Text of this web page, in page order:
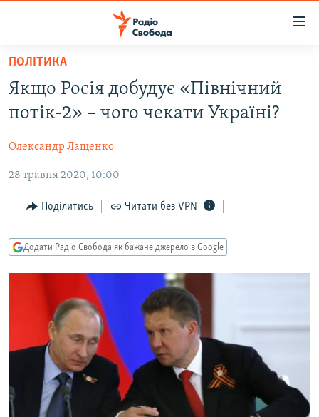
Перейти
основного
матеріалу
до
навігації
Перейти
пошуку
РАДІО СВОБОДА – 70 РОКІВ
ВСЕ ЗА ДОБУ
ПОЛІТИКА
ЕКОНОМІКА
СУСПІЛЬСТВО
СПОРТ
ВІЙНА
РОСІЙСЬКА «ФІЛЬТРАЦІЯ»
ДОНБАС.РЕАЛІЇ
КРИМ.РЕАЛІЇ
ТИ ЯК?
КИТАЙ.ВИКЛИКИ
МУЛЬТИМЕДІА
ФОТО
СПЕЦПРОЄКТИ
ПОДКАСТИ
ПОЛІТИКА
Якщо Росія добудує «Північний
потік-2» – чого чекати Україні?
Олександр Лащенко
28 травня 2020, 10:00
Поділитись Читати без VPN
Додати Радіо Свобода як бажане джерело в Google